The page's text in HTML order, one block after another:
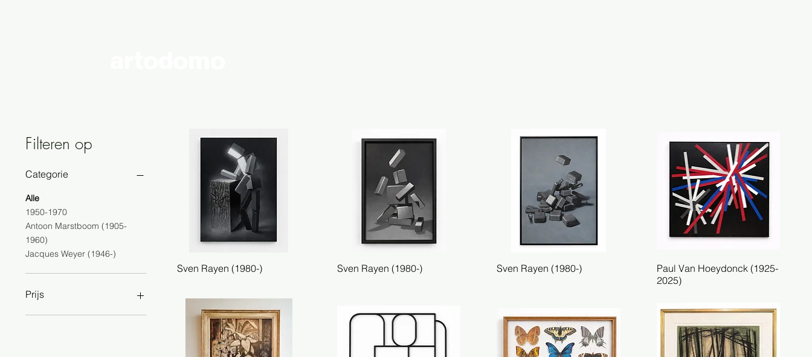
Filteren op
Categorie
Alle
1950-1970
Antoon Marstboom (1905-
1960)
Jacques Weyer (1946-)
Prijs
Snel overzicht
Sven Rayen (1980-) Snel overzicht
Sven Rayen (1980-) Snel overzicht
Sven Rayen (1980-) Snel overzicht
Paul Van Hoeydonck (1925-
2025)